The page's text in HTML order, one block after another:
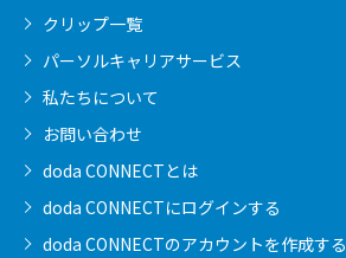
クリップ一覧
パーソルキャリアサービス
私たちについて
お問い合わせ
doda CONNECTとは
doda CONNECTにログインする
doda CONNECTのアカウントを作成する